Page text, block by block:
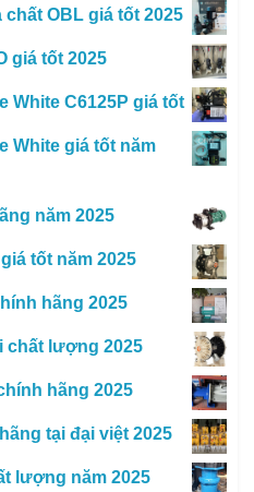
OBL giá tốt 2025
giá tốt 2025
White C6125P giá tốt
White giá tốt năm
năm 2025
tốt năm 2025
hãng 2025
chất lượng 2025
hãng 2025
tại đại việt 2025
lượng năm 2025